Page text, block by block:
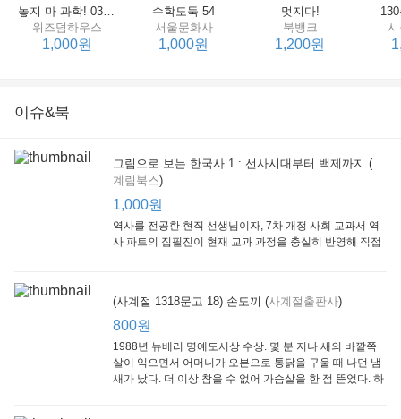
(Scholastic hello Reader Level 1-03) Bubble Trouble
Little, Brown
1,000원
놓지 마 과학! 03 : 정신이 공룡에 정신 놓다
위즈덤하우스
1,000원
수학도둑 54
서울문화사
1,000원
멋지다!
북뱅크
1,200원
이슈&북
그림으로 보는 한국사 1 : 선사시대부터 백제까지 (
계림북스)
1,000원
역사를 전공한 현직 선생님이자, 7차 개정 사회 교과서 역
사 파트의 집필진이 현재 교과 과정을 충실히 반영해 직접
(사계절 1318문고 18) 손도끼 (사계절출판사)
800원
1988년 뉴베리 명예도서상 수상. 몇 분 지나 새의 바깥쪽
살이 익으면서 어머니가 오븐으로 통닭을 구울 때 나던 냄
새가 났다. 더 이상 참을 수 없어 가슴살을 한 점 뜯었다. 하